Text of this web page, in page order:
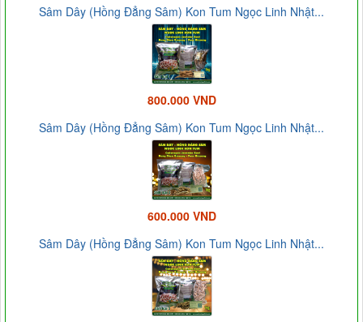
Sâm Dây (Hồng Đẳng Sâm) Kon Tum Ngọc Linh Nhật...
800.000 VND
Sâm Dây (Hồng Đẳng Sâm) Kon Tum Ngọc Linh Nhật...
600.000 VND
Sâm Dây (Hồng Đẳng Sâm) Kon Tum Ngọc Linh Nhật...